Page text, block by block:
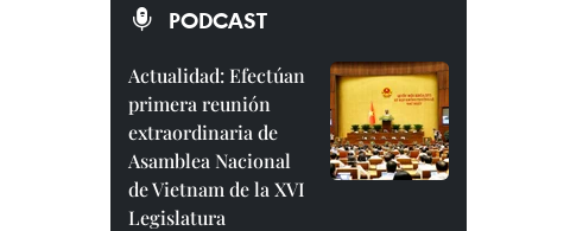
PODCAST
Actualidad: Efectúan
primera reunión
extraordinaria de
Asamblea Nacional
de Vietnam de la XVI
Legislatura